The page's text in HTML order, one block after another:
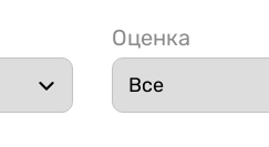
Оценка